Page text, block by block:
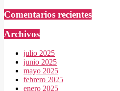
Comentarios recientes
Archivos
julio 2025
junio 2025
mayo 2025
febrero 2025
enero 2025